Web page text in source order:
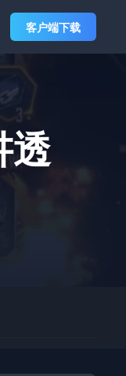
客户端下载
透